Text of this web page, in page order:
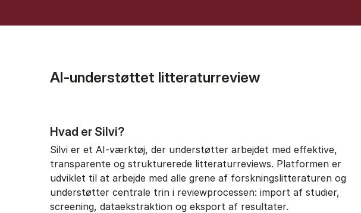
AI-understøttet litteraturreview
Hvad er Silvi?
Silvi er et AI-værktøj, der understøtter arbejdet med effektive,
transparente og strukturerede litteraturreviews. Platformen er
udviklet til at arbejde med alle grene af forskningslitteraturen og
understøtter centrale trin i reviewprocessen: import af studier,
screening, dataekstraktion og eksport af resultater.